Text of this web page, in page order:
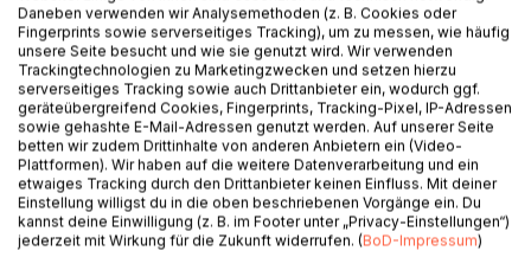
Syrien. In der heimischen Region die Chiemgauer, Tiroler,
Tegernseer Berge sowie das bayerische Voralpenland.
Durch den Ausbruch der Corona-Pandemie werden die
Wege von Helma und Walter auf die Moränenhügel
beschränkt, die der eiszeitliche Inn-Gletscher schuf.
Glück? Unglück? Geblieben ist dem Paar jedenfalls ein
Gefühl des Miteinander-Gehens.
In den einzelnen Kapiteln werden konkrete Erlebnisse
überlagert von Erinnerungen und Rückblicken, auch von
Wünschen. Diese betreffen sowohl die beiden Töchter, zu
denen das Paar in den letzten Jahren den Kontakt verloren
Daneben verwenden wir Analysemethoden (z. B. Cookies oder
Fingerprints sowie serverseitiges Tracking), um zu messen, wie häufig
unsere Seite besucht und wie sie genutzt wird. Wir verwenden
Trackingtechnologien zu Marketingzwecken und setzen hierzu
serverseitiges Tracking sowie auch Drittanbieter ein, wodurch ggf.
geräteübergreifend Cookies, Fingerprints, Tracking-Pixel, IP-Adressen
sowie gehashte E-Mail-Adressen genutzt werden. Auf unserer Seite
betten wir zudem Drittinhalte von anderen Anbietern ein (Video-
Plattformen). Wir haben auf die weitere Datenverarbeitung und ein
etwaiges Tracking durch den Drittanbieter keinen Einfluss. Mit deiner
Einstellung willigst du in die oben beschriebenen Vorgänge ein. Du
kannst deine Einwilligung (z. B. im Footer unter „Privacy-Einstellungen“)
jederzeit mit Wirkung für die Zukunft widerrufen. (BoD-Impressum)